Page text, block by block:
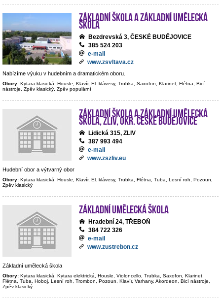
Základní škola a základní umělecká
škola
Bezdrevská 3, ČESKÉ BUDĚJOVICE
385 524 203
e-mail
www.zsvltava.cz
Nabízíme výuku v hudebním a dramatickém oboru.
Obory: Kytara klasická, Housle, Klavír, El. klávesy, Trubka, Saxofon, Klarinet, Flétna, Bicí
nástroje, Zpěv klasický, Zpěv populární
Základní škola a Základní umělecká
škola, Zliv, okr. České Budějovice
Lidická 315, ZLIV
387 993 494
e-mail
www.zszliv.eu
Hudební obor a výtvarný obor
Obory: Kytara klasická, Housle, Klavír, El. klávesy, Trubka, Flétna, Tuba, Lesní roh, Pozoun,
Zpěv klasický
Základní umělecká škola
Hradební 24, TŘEBOŇ
384 722 326
e-mail
www.zustrebon.cz
Základní umělecká škola
Obory: Kytara klasická, Kytara elektrická, Housle, Violoncello, Trubka, Saxofon, Klarinet,
Flétna, Tuba, Hoboj, Lesní roh, Trombon, Pozoun, Klavír, Varhany, Akordeon, Bicí nástroje,
Zpěv klasický